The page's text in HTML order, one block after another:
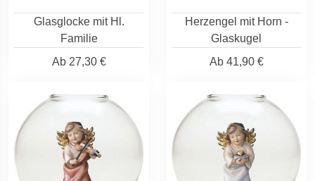
Glasglocke mit Hl.
Familie
Ab27,30 €
Herzengel mit Horn -
Glaskugel
Ab41,90 €